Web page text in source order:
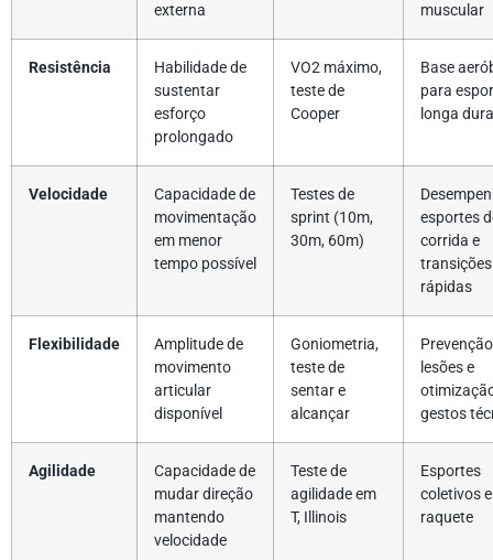
externa muscular
Resistência
Habilidade de
sustentar
esforço
prolongado
VO2 máximo,
teste de
Cooper
Base
para
longa
Velocidade
Capacidade de
movimentação
em menor
tempo possível
Testes de
sprint (10m,
30m, 60m)
esportes
corrida e
transições
rápidas
Flexibilidade
Amplitude de
movimento
articular
disponível
Goniometria,
teste de
sentar e
alcançar
lesões e
gestos
Agilidade
Capacidade de
mudar direção
mantendo
velocidade
Teste de
agilidade em
T, Illinois
Esportes
coletivos
raquete